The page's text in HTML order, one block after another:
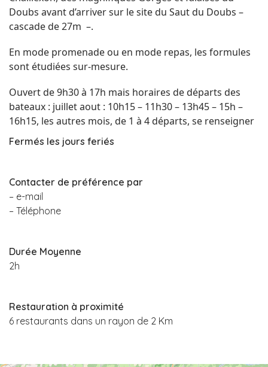
Doubs avant d’arriver sur le site du Saut du Doubs –
cascade de 27m –.
En mode promenade ou en mode repas, les formules
sont étudiées sur-mesure.
Ouvert de 9h30 à 17h mais horaires de départs des
bateaux : juillet aout : 10h15 – 11h30 – 13h45 – 15h –
16h15, les autres mois, de 1 à 4 départs, se renseigner
Fermés les jours feriés
Contacter de préférence par
– e-mail
– Téléphone
Durée Moyenne
2h
Restauration à proximité
6 restaurants dans un rayon de 2 Km